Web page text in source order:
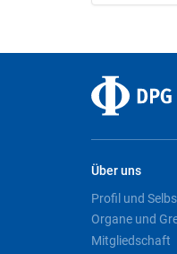
Über uns
Profil und
Organe und
Mitgliedschaft